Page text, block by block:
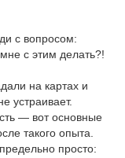
с вопросом:
с этим делать?!
на картах и
устраивает.
— вот основные
такого опыта.
просто: